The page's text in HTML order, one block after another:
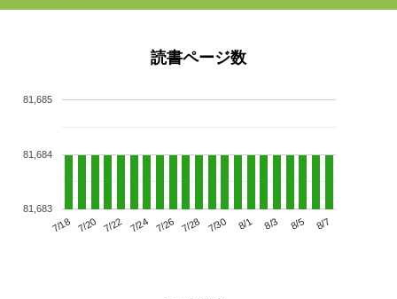
読書ページ数
7/18 7/20 7/22 7/24 7/26 7/28 7/30 8/1 8/3 8/5 8/7
81,683
81,684
81,685